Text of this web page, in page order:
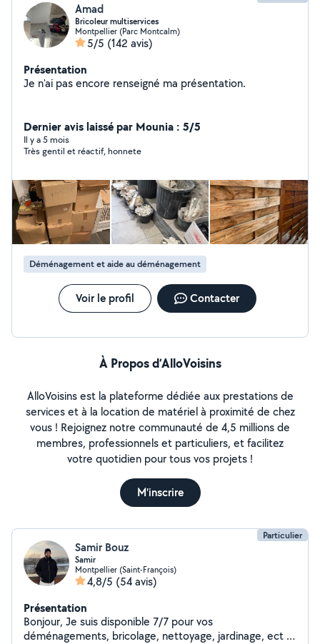
Amad
Bricoleur multiservices
Montpellier (Parc Montcalm)
5/5 (142 avis)
Présentation
Je n'ai pas encore renseigné ma présentation.
Dernier avis laissé par Mounia : 5/5
Il y a 5 mois
Très gentil et réactif, honnete
Déménagement et aide au déménagement
Voir le profil Contacter
À Propos d’AlloVoisins
AlloVoisins est la plateforme dédiée aux prestations de
services et à la location de matériel à proximité de chez
vous ! Rejoignez notre communauté de 4,5 millions de
membres, professionnels et particuliers, et facilitez
votre quotidien pour tous vos projets !
M'inscrire
Particulier
Samir Bouz
Samir
Montpellier (Saint-François)
4,8/5 (54 avis)
Présentation
Bonjour, Je suis disponible 7/7 pour vos
déménagements, bricolage, nettoyage, jardinage, ect je